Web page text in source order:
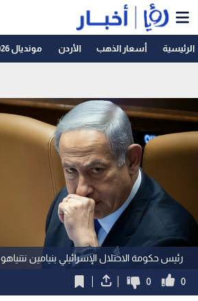
الرئيسية أسعار الذهب الأردن مونديال 2026
رئيس حكومة الاحتلال الإسرائيلي بنيامين نتنياهو
0
0